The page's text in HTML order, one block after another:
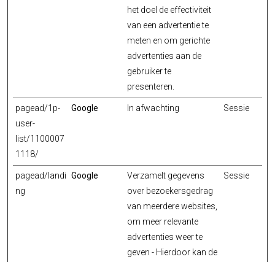
het doel de effectiviteit
van een advertentie te
meten en om gerichte
advertenties aan de
gebruiker te
presenteren.
pagead/1p-
user-
list/1100007
1118/
Google In afwachting Sessie
pagead/landi
ng
Google
Verzamelt gegevens
over bezoekersgedrag
van meerdere websites,
om meer relevante
advertenties weer te
geven - Hierdoor kan de
Sessie